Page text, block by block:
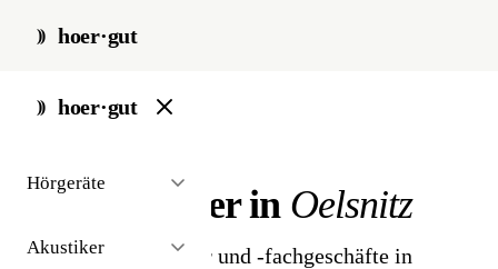
hoer·gut
hoer·gut
Hörgeräte
Akustiker
start / akustiker / oelsnitz
Hörakustiker in Oelsnitz
1 Hörgeräteakustiker und -fachgeschäfte in